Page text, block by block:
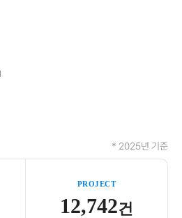
* 2025년 기준
PROJECT
12,742건